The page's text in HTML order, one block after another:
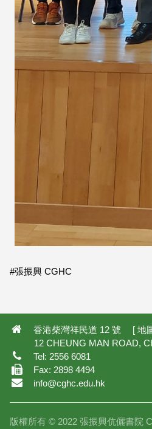
#張振興 CGHC
香港柴灣祥民道 12 號 [ 地
12 CHEUNG MAN ROAD,
Tel: 2556 6081
Fax: 2898 4494
info@cghc.edu.hk
版權所有 © 2022 張振興伉儷書院